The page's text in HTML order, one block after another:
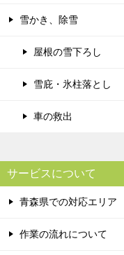
雪かき、除雪
屋根の雪下ろし
雪庇・氷柱落とし
車の救出
サービスについて
青森県での対応エリア
作業の流れについて